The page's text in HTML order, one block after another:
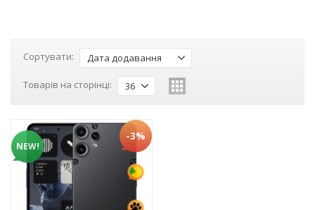
Сортувати: Дата додавання
Товарів на сторінці: 36
NEW!
-3%